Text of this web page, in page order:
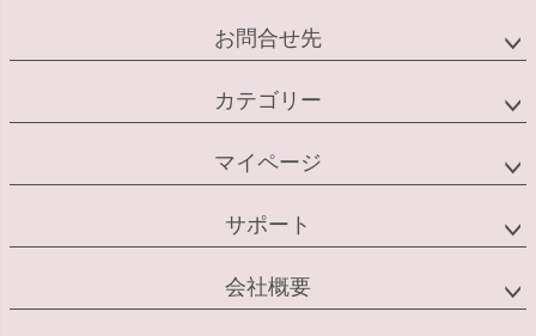
お問合せ先
カテゴリー
マイページ
サポート
会社概要